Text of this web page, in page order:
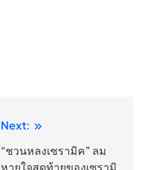
Next:
“ชวนหลงเซรามิค” ลม
หายใจสุดท้ายของเซรามิ